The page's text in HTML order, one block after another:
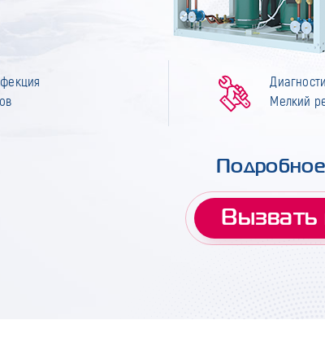
Мелкий
Вызвать